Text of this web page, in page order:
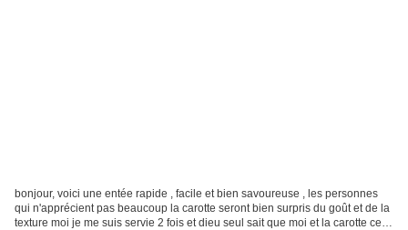
bonjour, voici une entée rapide , facile et bien savoureuse , les personnes
qui n'apprécient pas beaucoup la carotte seront bien surpris du goût et de la
texture moi je me suis servie 2 fois et dieu seul sait que moi et la carotte ce